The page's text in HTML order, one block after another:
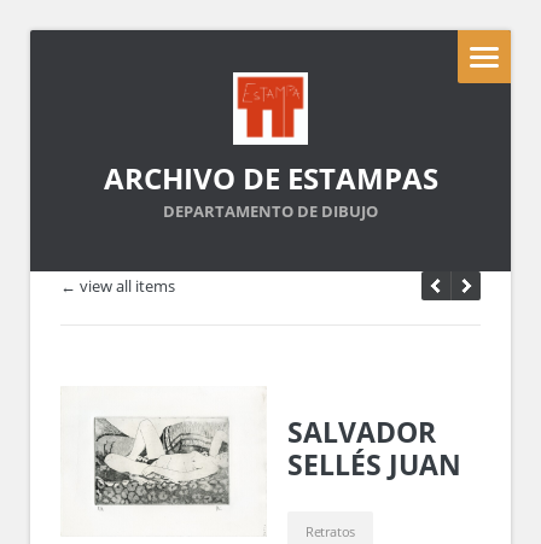
ARCHIVO DE ESTAMPAS
DEPARTAMENTO DE DIBUJO
← view all items
SALVADOR
SELLÉS JUAN
Retratos